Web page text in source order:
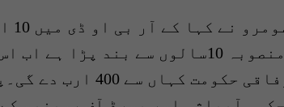
تک پہنچ گئی ہے تو اب